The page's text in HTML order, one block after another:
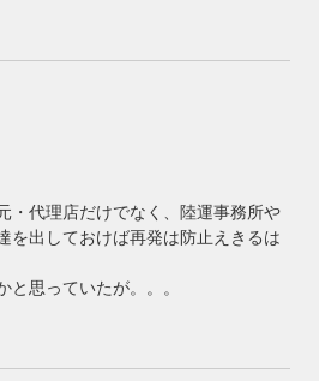
・代理店だけでなく、陸運事務所や
を出しておけば再発は防止えきるは
と思っていたが。。。